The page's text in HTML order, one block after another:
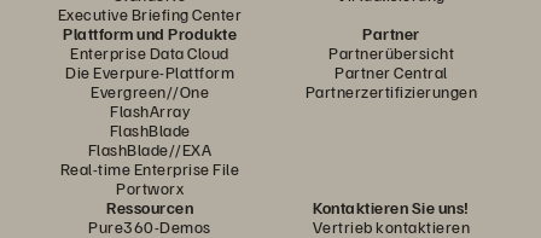
Executive Briefing Center
Plattform und Produkte
Enterprise Data Cloud
Die Everpure-Plattform
Evergreen//One
FlashArray
FlashBlade
FlashBlade//EXA
Real-time Enterprise File
Portworx
Partner
Partnerübersicht
Partner Central
Partnerzertifizierungen
Ressourcen
Pure360-Demos
Kontaktieren Sie uns!
Vertrieb kontaktieren